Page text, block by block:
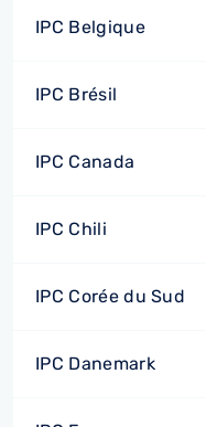
IPC Belgique
IPC Brésil
IPC Canada
IPC Chili
IPC Corée du Sud
IPC Danemark